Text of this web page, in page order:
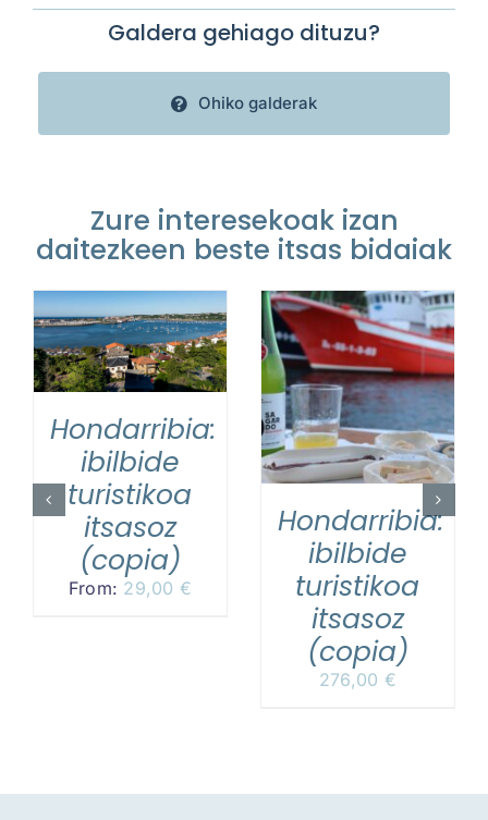
Galdera gehiago dituzu?
Ohiko galderak
Zure interesekoak izan
daitezkeen beste itsas bidaiak
Hondarribia:
ibilbide
turistikoa
itsasoz
(copia)
From: 29,00 €
READ MORE
/
Hondarribia:
ibilbide
turistikoa
itsasoz
(copia)
276,00 €
READ MORE
/
DETAILS